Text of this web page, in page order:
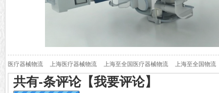
医疗器械物流 上海医疗器械物流 上海至全国医疗器械物流 上海至全国物流
共有-条评论【我要评论】